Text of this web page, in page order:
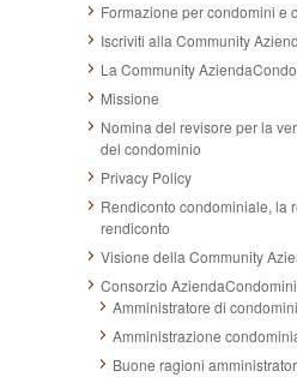
Formazione per condomini e
Iscriviti alla Community
La Community
Missione
Nomina del revisore per la
del condominio
Privacy Policy
Rendiconto condominiale, la
rendiconto
Visione della Community
Consorzio
Amministratore di
Amministrazione
Buone ragioni